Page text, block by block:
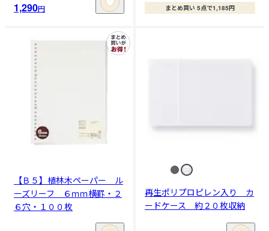
1,290円 まとめ買い 5点で1,185円
【Ｂ５】植林木ペーパー ル
ーズリーフ ６ｍｍ横罫・２
６穴・１００枚
再生ポリプロピレン入り カ
ードケース 約２０枚収納